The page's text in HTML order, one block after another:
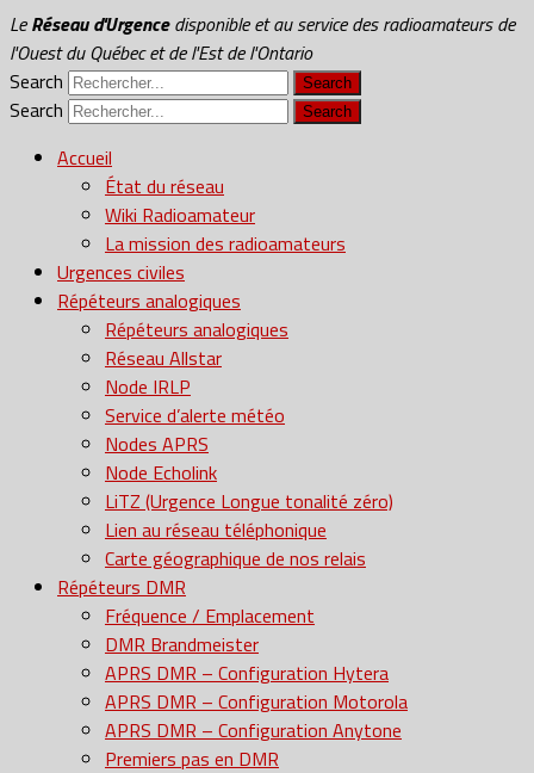
LeRéseau d'Urgencedisponible et au service des radioamateurs de
l'Ouest du Québec et de l'Est de l'Ontario
Search
Search
Accueil
État du réseau
Wiki Radioamateur
La mission des radioamateurs
Urgences civiles
Répéteurs analogiques
Répéteurs analogiques
Réseau Allstar
Node IRLP
Service d’alerte météo
Nodes APRS
Node Echolink
LiTZ (Urgence Longue tonalité zéro)
Lien au réseau téléphonique
Carte géographique de nos relais
Répéteurs DMR
Fréquence / Emplacement
DMR Brandmeister
APRS DMR – Configuration Hytera
APRS DMR – Configuration Motorola
APRS DMR – Configuration Anytone
Premiers pas en DMR